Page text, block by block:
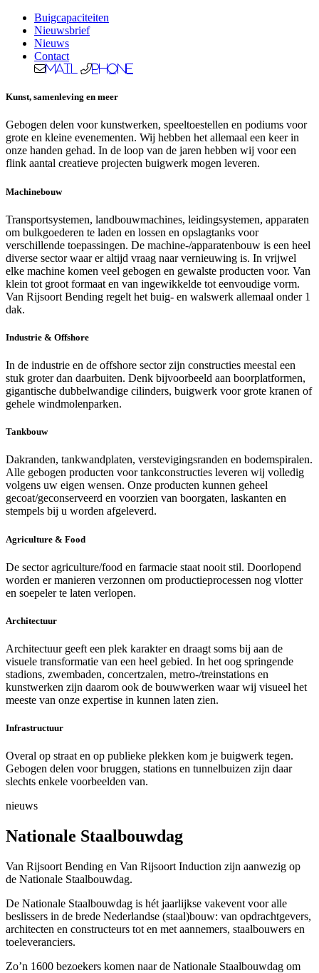
Buigcapaciteiten
Nieuwsbrief
Nieuws
Contact
Mail Phone
Kunst, samenleving en meer
Gebogen delen voor kunstwerken, speeltoestellen en podiums voor
grote en kleine evenementen. Wij hebben het allemaal een keer in
onze handen gehad. In de loop van de jaren hebben wij voor een
flink aantal creatieve projecten buigwerk mogen leveren.
Machinebouw
Transportsystemen, landbouwmachines, leidingsystemen, apparaten
om bulkgoederen te laden en lossen en opslagtanks voor
verschillende toepassingen. De machine-/apparatenbouw is een heel
diverse sector waar er altijd vraag naar vernieuwing is. In vrijwel
elke machine komen veel gebogen en gewalste producten voor. Van
klein tot groot formaat en van ingewikkelde tot eenvoudige vorm.
Van Rijsoort Bending regelt het buig- en walswerk allemaal onder 1
dak.
Industrie & Offshore
In de industrie en de offshore sector zijn constructies meestal een
stuk groter dan daarbuiten. Denk bijvoorbeeld aan boorplatformen,
gigantische dubbelwandige cilinders, buigwerk voor grote kranen of
gehele windmolenparken.
Tankbouw
Dakranden, tankwandplaten, verstevigingsranden en bodemspiralen.
Alle gebogen producten voor tankconstructies leveren wij volledig
volgens uw eigen wensen. Onze producten kunnen geheel
gecoat/geconserveerd en voorzien van boorgaten, laskanten en
stempels bij u worden afgeleverd.
Agriculture & Food
De sector agriculture/food en farmacie staat nooit stil. Doorlopend
worden er manieren verzonnen om productieprocessen nog vlotter
en soepeler te laten verlopen.
Architectuur
Architectuur geeft een plek karakter en draagt soms bij aan de
visuele transformatie van een heel gebied. In het oog springende
stadions, zwembaden, concertzalen, metro-/treinstations en
kunstwerken zijn daarom ook de bouwwerken waar wij visueel het
meeste van onze expertise in kunnen laten zien.
Infrastructuur
Overal op straat en op publieke plekken kom je buigwerk tegen.
Gebogen delen voor bruggen, stations en tunnelbuizen zijn daar
slechts enkele voorbeelden van.
nieuws
Nationale Staalbouwdag
Van Rijsoort Bending en Van Rijsoort Induction zijn aanwezig op
de Nationale Staalbouwdag.
De Nationale Staalbouwdag is hét jaarlijkse vakevent voor alle
beslissers in de brede Nederlandse (staal)bouw: van opdrachtgevers,
architecten en constructeurs tot en met aannemers, staalbouwers en
toeleveranciers.
Zo’n 1600 bezoekers komen naar de Nationale Staalbouwdag om